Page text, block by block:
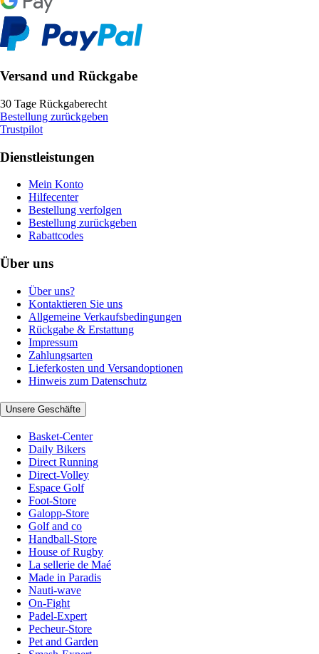
Versand und Rückgabe
30 Tage Rückgaberecht
Bestellung zurückgeben
Trustpilot
Dienstleistungen
Mein Konto
Hilfecenter
Bestellung verfolgen
Bestellung zurückgeben
Rabattcodes
Über uns
Über uns?
Kontaktieren Sie uns
Allgemeine Verkaufsbedingungen
Rückgabe & Erstattung
Impressum
Zahlungsarten
Lieferkosten und Versandoptionen
Hinweis zum Datenschutz
Unsere Geschäfte
Basket-Center
Daily Bikers
Direct Running
Direct-Volley
Espace Golf
Foot-Store
Galopp-Store
Golf and co
Handball-Store
House of Rugby
La sellerie de Maé
Made in Paradis
Nauti-wave
On-Fight
Padel-Expert
Pecheur-Store
Pet and Garden